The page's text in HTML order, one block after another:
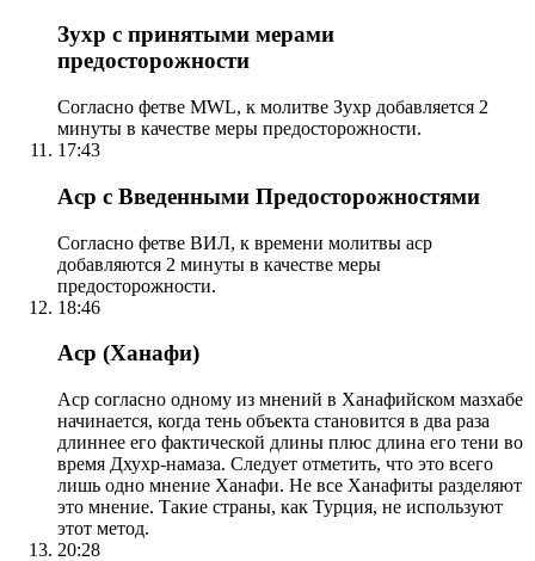
Зухр с принятыми мерами
предосторожности
Согласно фетве MWL, к молитве Зухр добавляется 2
минуты в качестве меры предосторожности.
17:43
Аср с Введенными Предосторожностями
Согласно фетве ВИЛ, к времени молитвы аср
добавляются 2 минуты в качестве меры
предосторожности.
18:46
Аср (Ханафи)
Аср согласно одному из мнений в Ханафийском мазхабе
начинается, когда тень объекта становится в два раза
длиннее его фактической длины плюс длина его тени во
время Дхухр-намаза. Следует отметить, что это всего
лишь одно мнение Ханафи. Не все Ханафиты разделяют
это мнение. Такие страны, как Турция, не используют
этот метод.
20:28